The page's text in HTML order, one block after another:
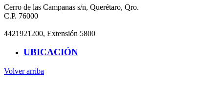
Cerro de las Campanas s/n, Querétaro, Qro.
C.P. 76000
4421921200, Extensión 5800
UBICACIÓN
Volver arriba